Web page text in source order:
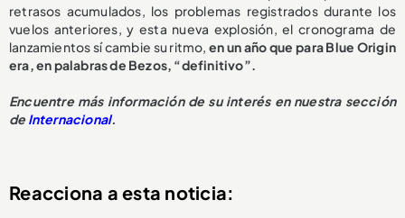
retrasos acumulados, los problemas registrados durante los
vuelos anteriores, y esta nueva explosión, el cronograma de
lanzamientos sí cambie su ritmo,en un año que para Blue Origin
era, en palabras de Bezos, “definitivo”.
Encuentre más información de su interés en nuestra sección
deInternacional.
Reacciona a esta noticia: